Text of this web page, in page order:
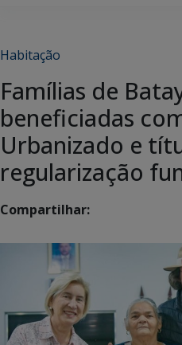
Habitação
Famílias de
beneficiadas
Urbanizado e
regularização
Compartilhar: